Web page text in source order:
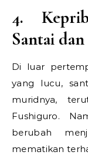
4.
Santai dan
Di luar
yang lucu,
muridnya,
Fushiguro.
berubah
mematikan